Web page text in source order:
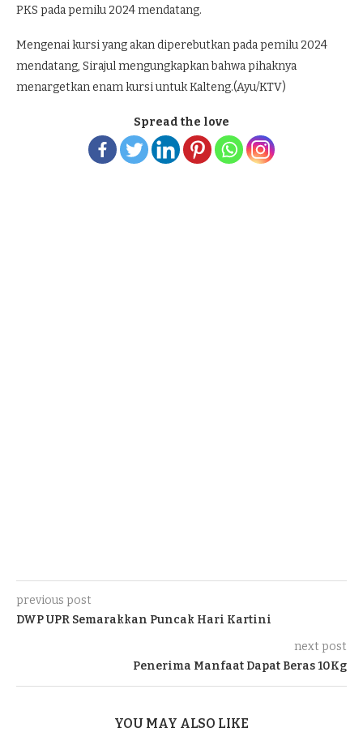
PKS pada pemilu 2024 mendatang.
Mengenai kursi yang akan diperebutkan pada pemilu 2024
mendatang, Sirajul mengungkapkan bahwa pihaknya
menargetkan enam kursi untuk Kalteng.(Ayu/KTV)
Spread the love
previous post
DWP UPR Semarakkan Puncak Hari Kartini
next post
Penerima Manfaat Dapat Beras 10Kg
YOU MAY ALSO LIKE